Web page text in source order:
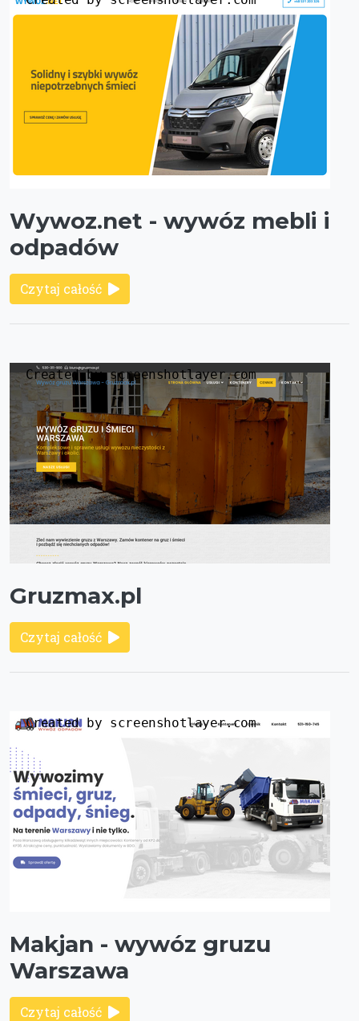
Wywoz.net - wywóz mebli i
odpadów
Czytaj całość
Gruzmax.pl
Czytaj całość
Makjan - wywóz gruzu
Warszawa
Czytaj całość